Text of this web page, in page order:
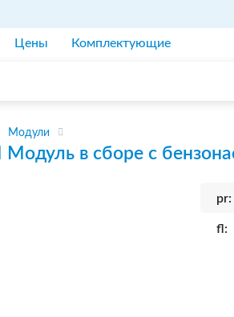
Цены Комплектующие
Модули
Модуль в сборе с
pr:
fl: